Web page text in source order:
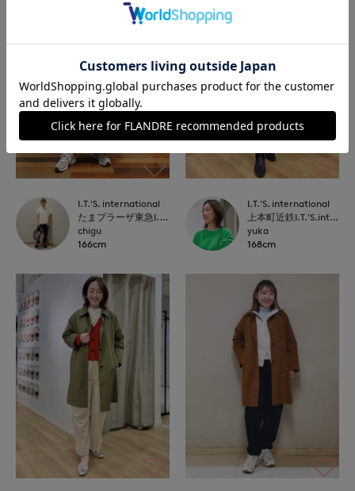
I.T.'S. international
たまプラーザ東急I.T.'S.international
chigu
166cm
I.T.'S. international
上本町近鉄I.T.'S.international
yuka
168cm